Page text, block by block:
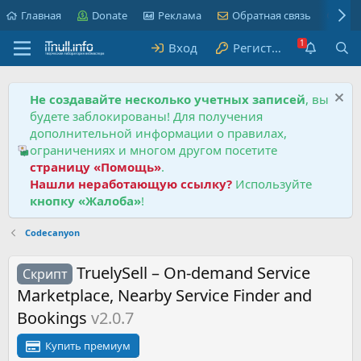
Главная Donate Реклама Обратная связь
Вход Регистрация
Не создавайте несколько учетных записей, вы
будете заблокированы! Для получения
дополнительной информации о правилах,
ограничениях и многом другом посетите
страницу «Помощь».
Нашли неработающую ссылку? Используйте
кнопку «Жалоба»!
Codecanyon
Скрипт TruelySell – On-demand Service
Marketplace, Nearby Service Finder and
Bookings v2.0.7
Купить премиум